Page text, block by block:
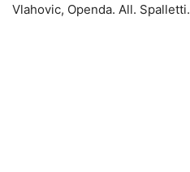
Vlahovic, Openda. All. Spalletti.